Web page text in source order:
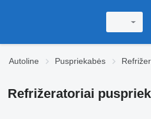
Autoline Puspriekabės
Refrižeratoriai